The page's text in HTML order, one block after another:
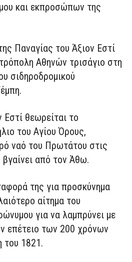
και εκπροσώπων της
Παναγίας του Άξιον Εστί
Αθηνών τρισάγιο στη
σιδηροδρομικού
θεωρείται το
του Αγίου Όρους,
ναό του Πρωτάτου στις
από τον Άθω.
της για προσκύνημα
αίτημα του
για να λαμπρύνει με
επέτειο των 200 χρόνων
του 1821.